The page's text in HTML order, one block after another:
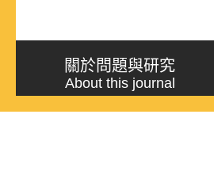
關於問題與研究
About this journal